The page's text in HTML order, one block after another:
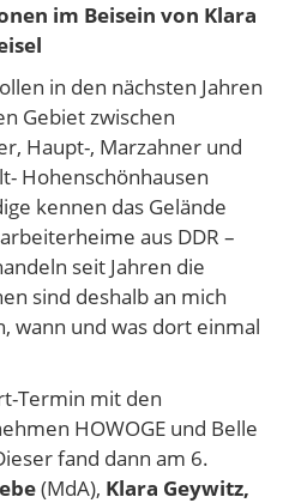
im Beisein von Klara
in den nächsten Jahren
Gebiet zwischen
Haupt-, Marzahner und
Hohenschönhausen
kennen das Gelände
aus DDR –
seit Jahren die
sind deshalb an mich
wann und was dort einmal
Termin mit den
HOWOGE und Belle
fand dann am 6.
(MdA), Klara Geywitz,